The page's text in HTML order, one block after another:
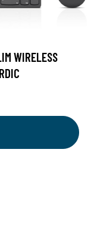
WIRELESS